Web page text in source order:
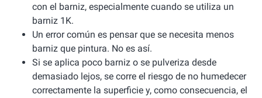
con el barniz, especialmente cuando se utiliza un
barniz 1K.
Un error común es pensar que se necesita menos
barniz que pintura. No es así.
Si se aplica poco barniz o se pulveriza desde
demasiado lejos, se corre el riesgo de no humedecer
correctamente la superficie y, como consecuencia, el